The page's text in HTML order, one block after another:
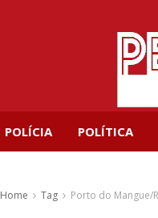
POLÍCIA POLÍTICA
Home Tag Porto do Mangue/